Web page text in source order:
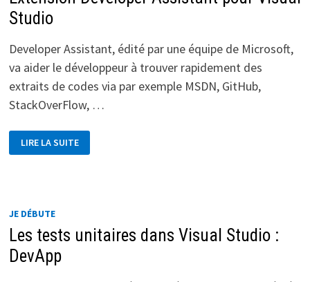
Studio
Developer Assistant, édité par une équipe de Microsoft,
va aider le développeur à trouver rapidement des
extraits de codes via par exemple MSDN, GitHub,
StackOverFlow, …
EXTENSION
DEVELOPER
ASSISTANT
LIRE LA SUITE
JE DÉBUTE
Les tests unitaires dans Visual Studio :
DevApp